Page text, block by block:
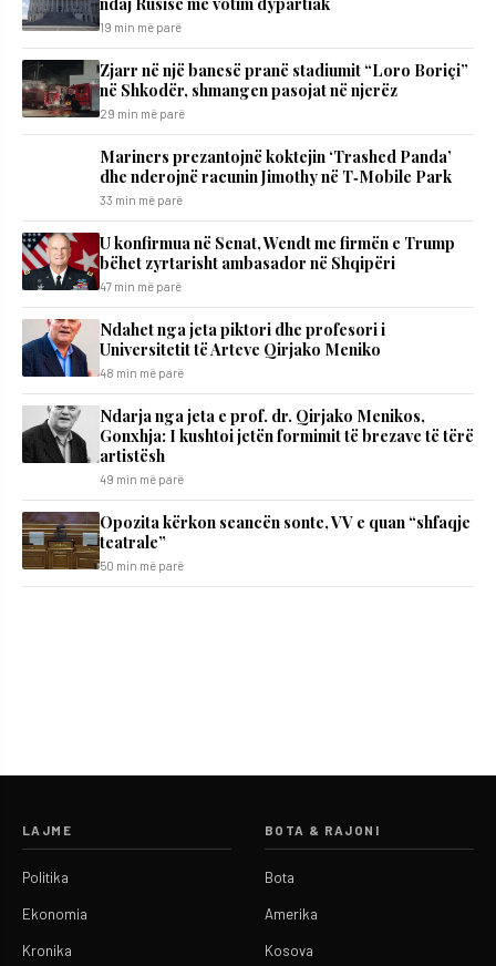
19 min më parë
Zjarr në një banesë pranë stadiumit “Loro Boriçi”
në Shkodër, shmangen pasojat në njerëz
29 min më parë
Mariners prezantojnë koktejin ‘Trashed Panda’
dhe nderojnë racunin Jimothy në T‑Mobile Park
33 min më parë
U konfirmua në Senat, Wendt me firmën e Trump
bëhet zyrtarisht ambasador në Shqipëri
47 min më parë
Ndahet nga jeta piktori dhe profesori i
Universitetit të Arteve Qirjako Meniko
48 min më parë
Ndarja nga jeta e prof. dr. Qirjako Menikos,
Gonxhja: I kushtoi jetën formimit të brezave të tërë
artistësh
49 min më parë
Opozita kërkon seancën sonte, VV e quan “shfaqje
teatrale”
50 min më parë
LAJME
Politika
Ekonomia
Kronika
BOTA & RAJONI
Bota
Amerika
Kosova